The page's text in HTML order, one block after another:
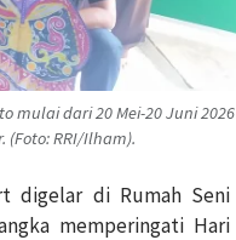
mulai dari 20 Mei-20 Juni 2026
RRI/Ilham).
digelar di Rumah Seni
memperingati Hari